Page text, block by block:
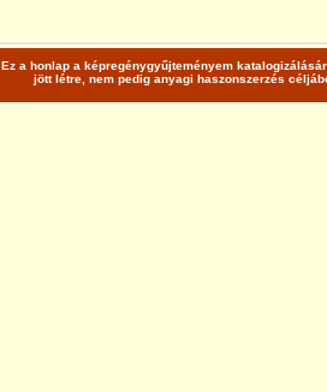
Ez a honlap a képregénygyűjteményem
jött létre, nem pedig anyagi haszonszerzés